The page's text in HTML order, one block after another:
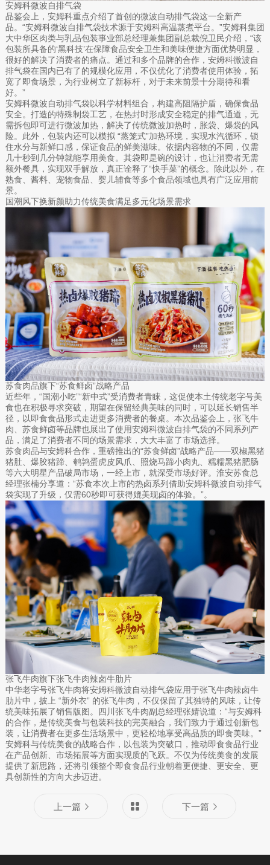
安姆科微波自排气袋
品鉴会上，安姆科重点介绍了首创的微波自动排气袋这一全新产
品。“安姆科微波自排气袋技术源于安姆科高温蒸煮平台。”安姆科集团
大中华区肉类与乳品包装事业部总经理兼集团副总裁倪卫民介绍，“该
包装所具备的‘黑科技’在保障食品安全卫生和美味便捷方面优势明显，
很好的解决了消费者的痛点。通过和多个品牌的合作，安姆科微波自
排气袋在国内已有了的规模化应用，不仅优化了消费者使用体验，拓
宽了即食场景，为行业树立了新标杆，对于未来前景十分期待和看
好。”
安姆科微波自动排气袋以科学材料组合，构建高阻隔护盾，确保食品
安全。打造的特殊制袋工艺，在热封时形成安全稳定的排气通道，无
需拆包即可进行微波加热，解决了传统微波加热时，胀袋、爆袋的风
险。此外，包装内还可以模拟 “蒸笼式”加热环境，实现水汽循环，锁
住水分与新鲜口感，保证食品的鲜美滋味。依据内容物的不同，仅需
几十秒到几分钟就能享用美食。其袋即是碗的设计，也让消费者无需
额外餐具，实现双手解放，真正诠释了“快手菜”的概念。除此以外，在
熟食、酱料、宠物食品、婴儿辅食等多个食品领域也具有广泛应用前
景。
国潮风下换新颜助力传统美食满足多元化场景需求
苏食肉品旗下“苏食鲜卤”战略产品
近些年，“国潮小吃”“新中式”受消费者青睐，这促使本土传统老字号美
食也在积极寻求突破，期望在保留经典美味的同时，可以延长销售半
径，以即食食品形式走进更多消费者的餐桌。本次品鉴会上，张飞牛
肉、苏食鲜卤等品牌也展出了使用安姆科微波自排气袋的不同系列产
品，满足了消费者不同的场景需求，大大丰富了市场选择。
苏食肉品与安姆科合作，重磅推出的“苏食鲜卤”战略产品——双椒黑猪
猪肚、爆胶猪蹄、鹌鹑蛋虎皮风爪、照烧马蹄小肉丸、糯糯黑猪肥肠
等六大明星产品破局市场，一经上市，就深受市场好评。淮安苏食总
经理张楠分享道：“苏食本次上市的热卤系列借助安姆科微波自动排气
袋实现了升级，仅需60秒即可获得媲美现卤的体验。”。
张飞牛肉旗下张飞牛肉辣卤牛肋片
中华老字号张飞牛肉将安姆科微波自动排气袋应用于张飞牛肉辣卤牛
肋片中，披上 “新外衣” 的张飞牛肉，不仅保留了其独特的风味，让传
统美味拓展了销售版图。四川张飞牛肉副总经理张婧说道：“与安姆科
的合作，是传统美食与包装科技的完美融合，我们致力于通过创新包
装，让消费者在更多生活场景中，更轻松地享受高品质的即食美味。”
安姆科与传统美食的战略合作，以包装为突破口，推动即食食品行业
在产品创新、市场拓展等方面实现质的飞跃。不仅为传统美食的发展
提供了新思路，还将引领整个即食食品行业朝着更便捷、更安全、更
具创新性的方向大步迈进。
上一篇 下一篇